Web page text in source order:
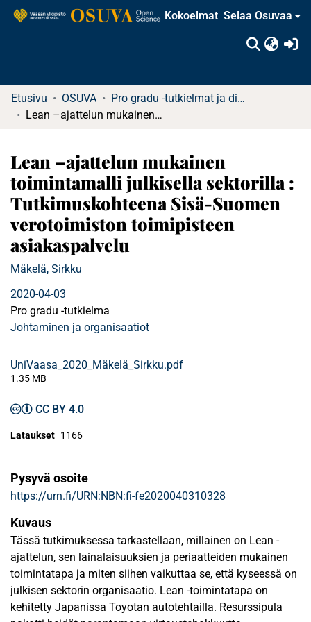
Kokoelmat Selaa Osuvaa
Etusivu OSUVA
Pro gradu -tutkielmat ja diplomityöt
Lean –ajattelun mukainen toimintamalli julkisella sektorilla : Tutkimuskohteena Sisä-Suomen verotoimiston toimipisteen asiakaspalvelu
Lean –ajattelun mukainen
toimintamalli julkisella sektorilla :
Tutkimuskohteena Sisä-Suomen
verotoimiston toimipisteen
asiakaspalvelu
Mäkelä, Sirkku
2020-04-03
Pro gradu -tutkielma
Johtaminen ja organisaatiot
UniVaasa_2020_Mäkelä_Sirkku.pdf
1.35 MB
CC BY 4.0
Lataukset 1166
Pysyvä osoite
https://urn.fi/URN:NBN:fi-fe2020040310328
Kuvaus
Tässä tutkimuksessa tarkastellaan, millainen on Lean -
ajattelun, sen lainalaisuuksien ja periaatteiden mukainen
toimintatapa ja miten siihen vaikuttaa se, että kyseessä on
julkisen sektorin organisaatio. Lean -toimintatapa on
kehitetty Japanissa Toyotan autotehtailla. Resurssipula